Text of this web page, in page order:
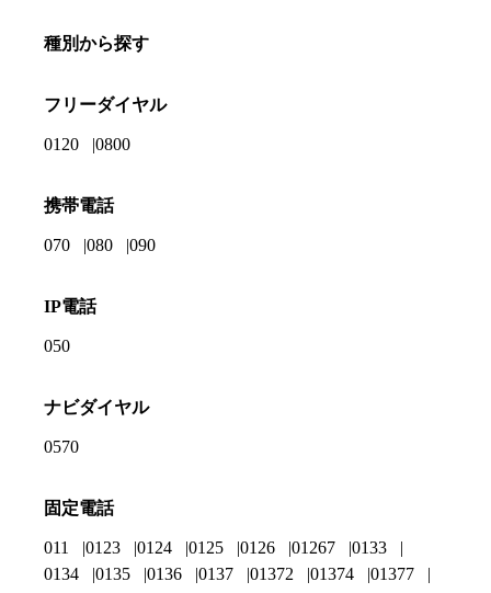
種別から探す
フリーダイヤル
0120 0800
携帯電話
070 080 090
IP電話
050
ナビダイヤル
0570
固定電話
011 0123 0124 0125 0126 01267
0133
0134
0135 0136 0137 01372 01374
01377